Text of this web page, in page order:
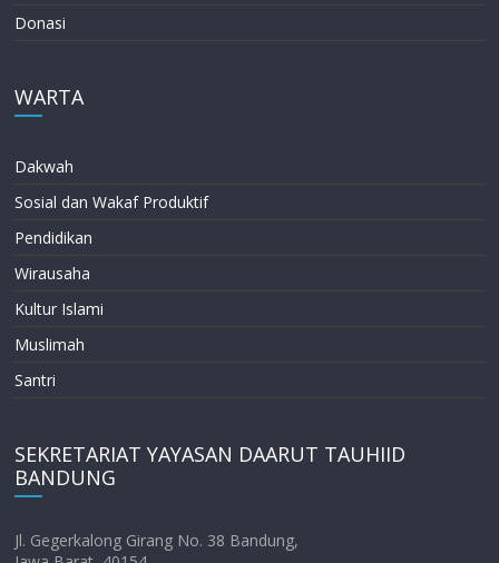
Donasi
WARTA
Dakwah
Sosial dan Wakaf Produktif
Pendidikan
Wirausaha
Kultur Islami
Muslimah
Santri
SEKRETARIAT YAYASAN DAARUT TAUHIID
BANDUNG
Jl. Gegerkalong Girang No. 38 Bandung,